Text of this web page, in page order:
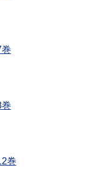
巻